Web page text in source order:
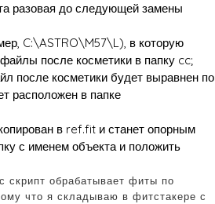
разовая до следующей замены
C:\ASTRO\M57\L), в которую
после косметики в папку cc;
после косметики будет выравнен по
расположен в папке
в ref.fit и станет опорным
с именем объекта и положить
скрипт обрабатывает фиты по
что я складываю в фитстакере с